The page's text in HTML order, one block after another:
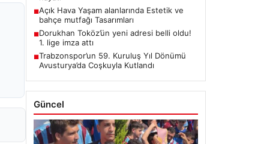
■Açık Hava Yaşam alanlarında Estetik ve
bahçe mutfağı Tasarımları
■Dorukhan Toköz’ün yeni adresi belli oldu!
1. lige imza attı
■Trabzonspor’un 59. Kuruluş Yıl Dönümü
Avusturya’da Coşkuyla Kutlandı
Güncel